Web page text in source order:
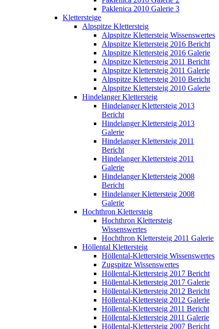
Paklenica 2010 Galerie 3
Klettersteige
Alpspitze Klettersteig
Alpspitze Klettersteig Wissenswertes
Alpspitze Klettersteig 2016 Bericht
Alpspitze Klettersteig 2016 Galerie
Alpspitze Klettersteig 2011 Bericht
Alpspitze Klettersteig 2011 Galerie
Alpspitze Klettersteig 2010 Bericht
Alpspitze Klettersteig 2010 Galerie
Hindelanger Klettersteig
Hindelanger Klettersteig 2013
Bericht
Hindelanger Klettersteig 2013
Galerie
Hindelanger Klettersteig 2011
Bericht
Hindelanger Klettersteig 2011
Galerie
Hindelanger Klettersteig 2008
Bericht
Hindelanger Klettersteig 2008
Galerie
Hochthron Klettersteig
Hochthron Klettersteig
Wissenswertes
Hochthron Klettersteig 2011 Galerie
Höllental Klettersteig
Höllental-Klettersteig Wissenswertes
Zugspitze Wissenswertes
Höllental-Klettersteig 2017 Bericht
Höllental-Klettersteig 2017 Galerie
Höllental-Klettersteig 2012 Bericht
Höllental-Klettersteig 2012 Galerie
Höllental-Klettersteig 2011 Bericht
Höllental-Klettersteig 2011 Galerie
Höllental-Klettersteig 2007 Bericht